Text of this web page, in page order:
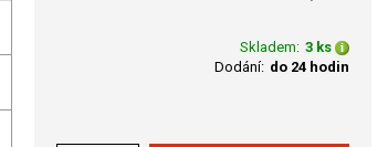
Skladem: 3 ks
Dodání: do 24 hodin